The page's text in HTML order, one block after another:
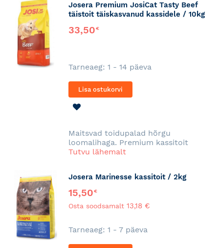
Josera Premium JosiCat Tasty Beef
täistoit täiskasvanud kassidele / 10kg
33,50€
Tarneaeg: 1 - 14 päeva
Lisa ostukorvi
Maitsvad toidupalad hõrgu
loomalihaga. Premium kassitoit
Tutvu lähemalt
Josera Marinesse kassitoit / 2kg
15,50€
Osta soodsamalt 13,18 €
Tarneaeg: 1 - 7 päeva